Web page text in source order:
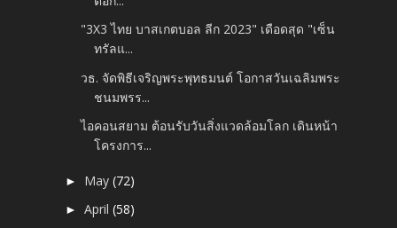
"3X3 ไทย บาสเกตบอล ลีก 2023" เดือดสุด "เซ็น
ทรัลแ...
วธ. จัดพิธีเจริญพระพุทธมนต์ โอกาสวันเฉลิมพระ
ชนมพรร...
ไอคอนสยาม ต้อนรับวันสิ่งแวดล้อมโลก เดินหน้า
โครงการ...
► May(72)
►April(58)